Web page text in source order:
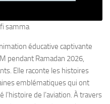
samma
éducative captivante
pendant Ramadan 2026,
Elle raconte les histoires
emblématiques qui ont
de l’aviation. À travers